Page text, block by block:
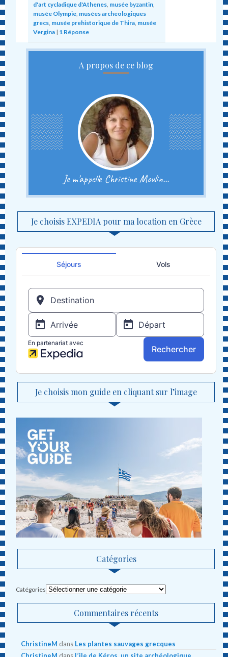
d'art cycladique d'Athenes, musée byzantin,
musée Olympie, musées archeologiques
grecs, musée prehistorique de Thira, musée
Vergina | 1 Réponse
A propos de ce blog
Je m'appelle Christine Moulin...
Je choisis EXPEDIA pour ma location en Grèce
Je choisis mon guide en cliquant sur l’image
Catégories
Catégories
Commentaires récents
ChristineM dans Les plantes sauvages grecques